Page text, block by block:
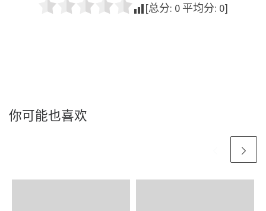
[总分: 0 平均分: 0]
你可能也喜欢